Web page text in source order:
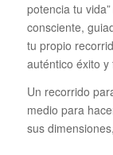
potencia tu
consciente,
tu propio
auténtico éxito y
Un recorrido
medio para
sus